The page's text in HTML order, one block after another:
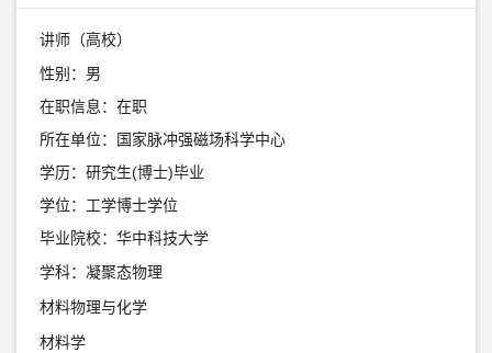
讲师（高校）
性别：男
在职信息：在职
所在单位：国家脉冲强磁场科学中心
学历：研究生(博士)毕业
学位：工学博士学位
毕业院校：华中科技大学
学科：凝聚态物理
材料物理与化学
材料学